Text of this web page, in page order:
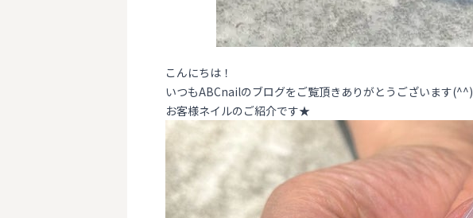
こんにちは！
いつもABCnailのブログをご覧頂きありがとうございます(^^)
お客様ネイルのご紹介です★